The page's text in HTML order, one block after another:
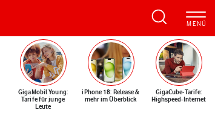
GigaMobil Young:
Tarife für junge
Leute
iPhone 18: Release &
mehr im Überblick
GigaCube-Tarife:
Highspeed-Internet